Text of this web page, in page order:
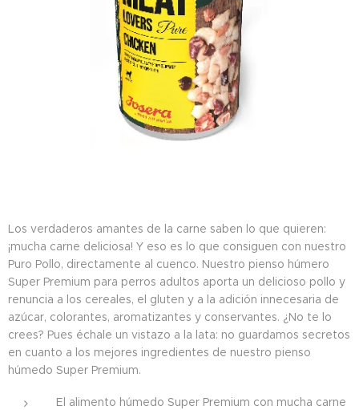
Los verdaderos amantes de la carne saben lo que quieren:
¡mucha carne deliciosa! Y eso es lo que consiguen con nuestro
Puro Pollo, directamente al cuenco. Nuestro pienso húmero
Super Premium para perros adultos aporta un delicioso pollo y
renuncia a los cereales, el gluten y a la adición innecesaria de
azúcar, colorantes, aromatizantes y conservantes. ¿No te lo
crees? Pues échale un vistazo a la lata: no guardamos secretos
en cuanto a los mejores ingredientes de nuestro pienso
húmedo Super Premium.
El alimento húmedo Super Premium con mucha carne